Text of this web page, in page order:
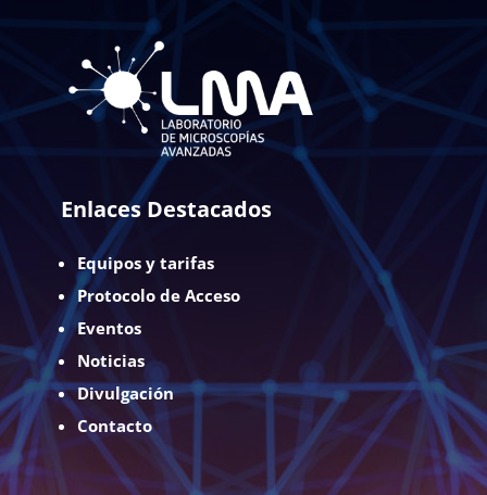
Enlaces Destacados
Equipos y tarifas
Protocolo de Acceso
Eventos
Noticias
Divulgación
Contacto